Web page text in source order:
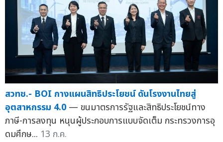
สวทช.- BOI กางแผนสิทธิประโยชน์ ดันโรงงานไทยสู่
อุตสาหกรรม 4.0 — ขนมาตรการรัฐและสิทธิประโยชน์ทาง
ภาษี-การลงทุน หนุนผู้ประกอบการแบบจัดเต็ม กระทรวงการอุ
ดมศึกษ... 13 ก.ค.